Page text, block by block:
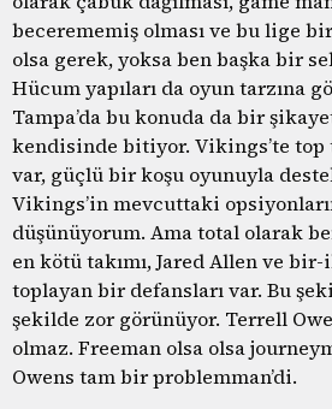
becerememiş olması ve bu lige
olsa gerek, yoksa ben başka bir
Hücum yapıları da oyun tarzına
Tampa’da bu konuda da bir
kendisinde bitiyor. Vikings’te
var, güçlü bir koşu oyunuyla
Vikings’in mevcuttaki
düşünüyorum. Ama total olarak
en kötü takımı, Jared Allen ve
toplayan bir defansları var. Bu
şekilde zor görünüyor. Terrell
olmaz. Freeman olsa olsa
Owens tam bir problemman’di.